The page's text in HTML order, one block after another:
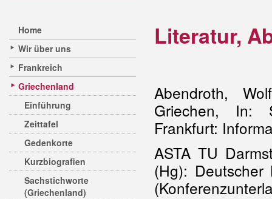
Home
Wir über uns
Frankreich
Griechenland
Einführung
Zeittafel
Gedenkorte
Kurzbiografien
Sachstichworte
(Griechenland)
Literatur,
Abendroth,
Griechen, In:
Frankfurt:
ASTA TU
(Hg): Deutscher